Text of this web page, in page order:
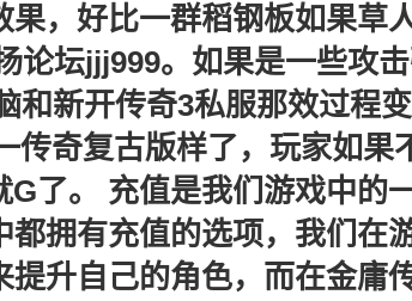
果，好比一群稻钢板如果草
论坛jjj999。如果是一些攻
和新开传奇3私服那效过程
传奇复古版样了，玩家如果
G了。 充值是我们游戏中的
都拥有充值的选项，我们在
提升自己的角色，而在金庸